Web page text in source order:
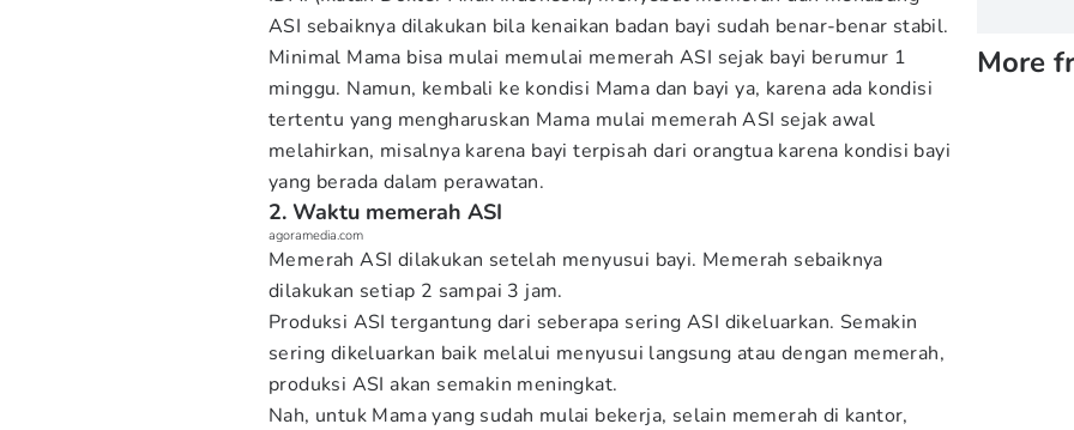
ASI sebaiknya dilakukan bila kenaikan badan bayi sudah benar-benar stabil.
Minimal Mama bisa mulai memulai memerah ASI sejak bayi berumur 1
minggu. Namun, kembali ke kondisi Mama dan bayi ya, karena ada kondisi
tertentu yang mengharuskan Mama mulai memerah ASI sejak awal
melahirkan, misalnya karena bayi terpisah dari orangtua karena kondisi bayi
yang berada dalam perawatan.
2. Waktu memerah ASI
agoramedia.com
Memerah ASI dilakukan setelah menyusui bayi. Memerah sebaiknya
dilakukan setiap 2 sampai 3 jam.
Produksi ASI tergantung dari seberapa sering ASI dikeluarkan. Semakin
sering dikeluarkan baik melalui menyusui langsung atau dengan memerah,
produksi ASI akan semakin meningkat.
Nah, untuk Mama yang sudah mulai bekerja, selain memerah di kantor,
More